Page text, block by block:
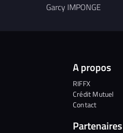
Garcy IMPONGE
A propos
RIFFX
Crédit Mutuel
Contact
Partenaires